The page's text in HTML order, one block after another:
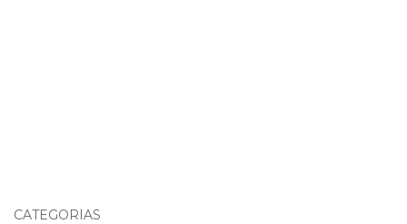
CATEGORÍAS